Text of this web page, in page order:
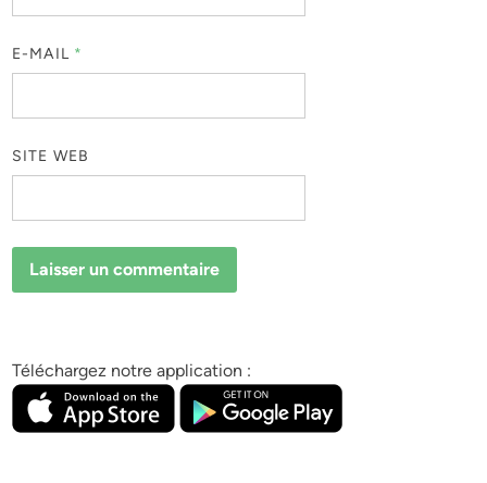
E-MAIL *
SITE WEB
Téléchargez notre application :